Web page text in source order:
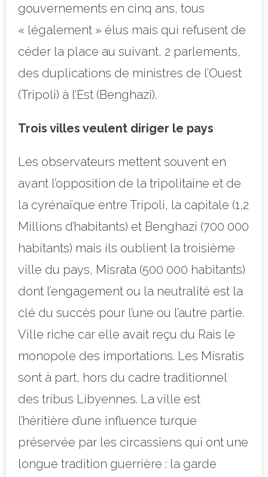
gouvernements en cinq ans, tous
« légalement » élus mais qui refusent de
céder la place au suivant, 2 parlements,
des duplications de ministres de l’Ouest
(Tripoli) à l’Est (Benghazi).
Trois villes veulent diriger le pays
Les observateurs mettent souvent en
avant l’opposition de la tripolitaine et de
la cyrénaïque entre Tripoli, la capitale (1,2
Millions d’habitants) et Benghazi (700 000
habitants) mais ils oublient la troisième
ville du pays, Misrata (500 000 habitants)
dont l’engagement ou la neutralité est la
clé du succès pour l’une ou l’autre partie.
Ville riche car elle avait reçu du Rais le
monopole des importations. Les Misratis
sont à part, hors du cadre traditionnel
des tribus Libyennes. La ville est
l’héritière d’une influence turque
préservée par les circassiens qui ont une
longue tradition guerrière : la garde